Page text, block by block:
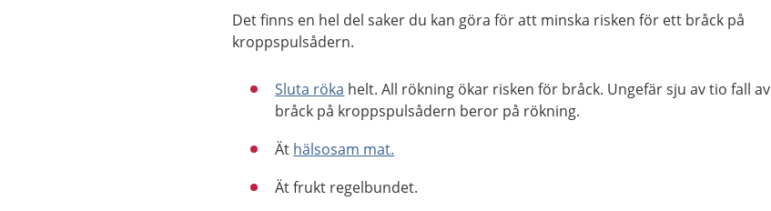
Det finns en hel del saker du kan göra för att minska risken för ett bråck på
kroppspulsådern.
Sluta röka helt. All rökning ökar risken för bråck. Ungefär sju av tio fall av
bråck på kroppspulsådern beror på rökning.
Ät hälsosam mat.
Ät frukt regelbundet.